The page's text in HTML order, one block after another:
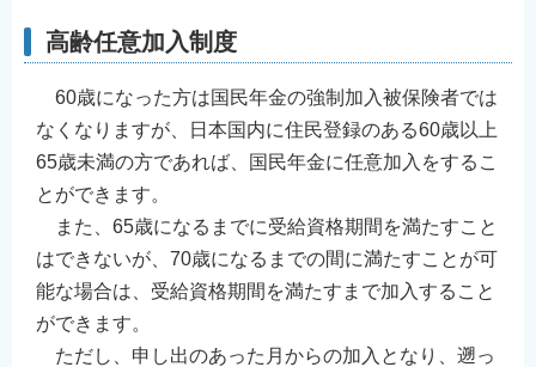
高齢任意加入制度
60歳になった方は国民年金の強制加入被保険者では
なくなりますが、日本国内に住民登録のある60歳以上
65歳未満の方であれば、国民年金に任意加入をするこ
とができます。
また、65歳になるまでに受給資格期間を満たすこと
はできないが、70歳になるまでの間に満たすことが可
能な場合は、受給資格期間を満たすまで加入すること
ができます。
ただし、申し出のあった月からの加入となり、遡っ